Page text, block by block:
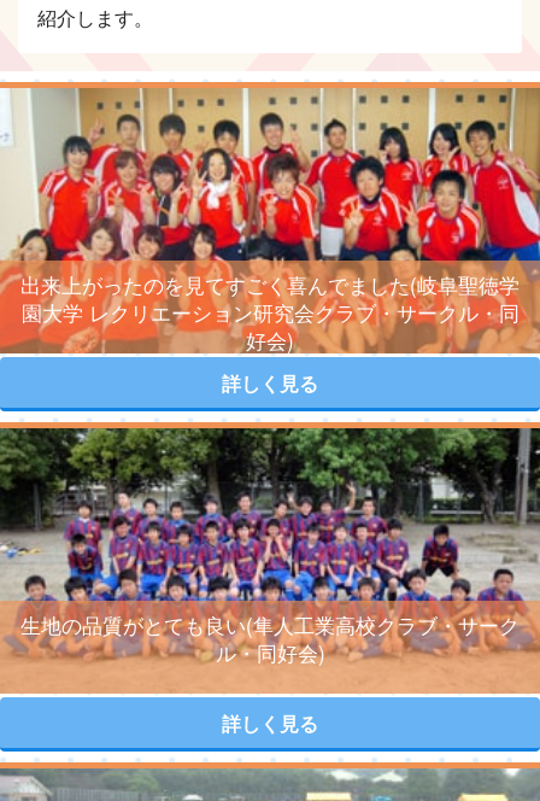
紹介します。
出来上がったのを見てすごく喜んでました(岐阜聖徳学
園大学 レクリエーション研究会クラブ・サークル・同
好会)
詳しく見る
生地の品質がとても良い(隼人工業高校クラブ・サーク
ル・同好会)
詳しく見る